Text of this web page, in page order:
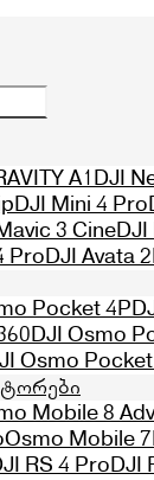
A1DJI
DJI Mini 4 Pro
3 CineDJI
ProDJI Avata 2
Pocket 4P
DJI Osmo
Osmo
Mobile 8
Osmo Mobile 7
RS 4 ProDJI